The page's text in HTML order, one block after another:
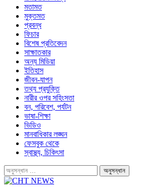
মতামত
মুক্তমত
প্রবন্ধ
ফিচার
বিশেষ প্রতিবেদন
সাক্ষাতকার
অন্য মিডিয়া
ইতিহাস
জীবন-যাপন
তথ্য প্রযুক্তি
নারীর ওপর সহিংসতা
বন, পরিবেশ, পর্যটন
ভাষা-শিক্ষা
ভিডিও
মানবাধিকার লঙ্ঘন
ফেসবুক থেকে
স্বাস্থ্য, চিকিৎসা